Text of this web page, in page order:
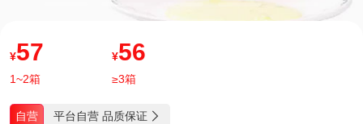
¥57
1~2箱
¥56
≥3箱
自营 平台自营 品质保证 